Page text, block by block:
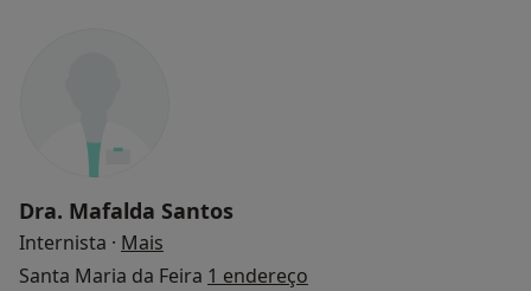
Dra. Mafalda Santos
Internista · Mais
Santa Maria da Feira 1 endereço